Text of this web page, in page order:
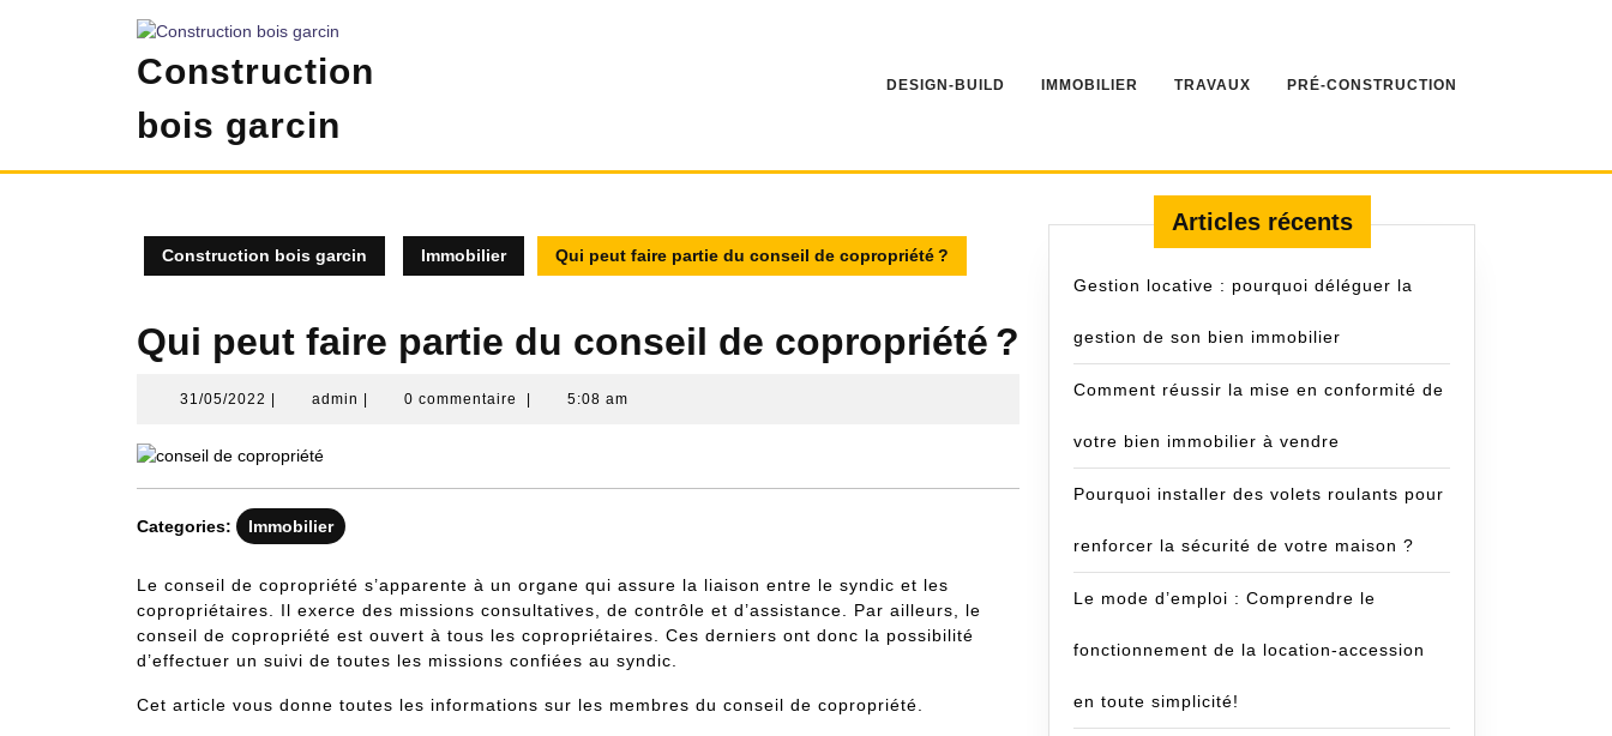
Construction
bois garcin
PRÉ-CONSTRUCTION
TRAVAUX
IMMOBILIER
DESIGN-BUILD
Construction bois garcin Immobilier Qui peut faire partie du conseil de copropriété ?
Qui peut faire partie du conseil de copropriété ?
31/05/2022 31/05/2022
| admin admin
| 0 commentaire | 5:08 am
Categories: Immobilier
Le conseil de copropriété s’apparente à un organe qui assure la liaison entre le syndic et les
copropriétaires. Il exerce des missions consultatives, de contrôle et d’assistance. Par ailleurs, le
conseil de copropriété est ouvert à tous les copropriétaires. Ces derniers ont donc la possibilité
d’effectuer un suivi de toutes les missions confiées au syndic.
Cet article vous donne toutes les informations sur les membres du conseil de copropriété.
Articles récents
Gestion locative : pourquoi déléguer la
gestion de son bien immobilier
Comment réussir la mise en conformité de
votre bien immobilier à vendre
Pourquoi installer des volets roulants pour
renforcer la sécurité de votre maison ?
Le mode d’emploi : Comprendre le
fonctionnement de la location-accession
en toute simplicité!